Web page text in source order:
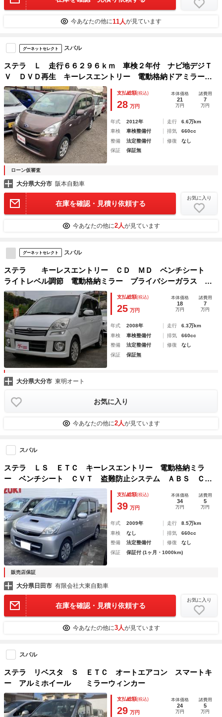
今あなたの他に11人が見ています
グーネットセレクト スバル
ステラ Ｌ 走行６６２９６ｋｍ 車検２年付 ナビ地デジＴ
Ｖ ＤＶＤ再生 キーレスエントリー 電動格納ドアミラー
オートエアコン アイドリングストップ
支払総額(税込)
28 万円
本体価格
21
万円
諸費用
7
万円
年式 2012年 走行
6.6万km
車検
車検整備付 排気
660cc
整備
法定整備付 修復
なし
保証
保証無
ローン仮審査
大分県大分市 阪本自動車
在庫を確認・見積り依頼する
お気に入り
今あなたの他に2人が見ています
グーネットセレクト スバル
ステラ キーレスエントリー ＣＤ ＭＤ ベンチシート
ライトレベル調節 電動格納ミラー プライバシーガラス 純
正１４インチアルミホイール
支払総額(税込)
25 万円
本体価格
18
万円
諸費用
7
万円
年式 2008年 走行
6.3万km
車検
車検整備付 排気
660cc
整備
法定整備付 修復
なし
保証
保証無
大分県大分市 東明オート
お気に入り
今あなたの他に2人が見ています
スバル
ステラ ＬＳ ＥＴＣ キーレスエントリー 電動格納ミラ
ー ベンチシート ＣＶＴ 盗難防止システム ＡＢＳ Ｃ
Ｄ 衝突安全ボディ エアコン パワーステアリング パワー
ウィンドウ
支払総額(税込)
39 万円
本体価格
34
万円
諸費用
5
万円
年式 2009年 走行
8.5万km
車検
なし 排気
660cc
整備
法定整備付 修復
なし
保証
保証付 (1ヶ月・1000km)
販売店保証
大分県日田市 有限会社大東自動車
在庫を確認・見積り依頼する
お気に入り
今あなたの他に3人が見ています
スバル
ステラ リベスタ Ｓ ＥＴＣ オートエアコン スマートキ
ー アルミホイール ミラーウィンカー
支払総額(税込)
29 万円
本体価格
24
万円
諸費用
5
万円